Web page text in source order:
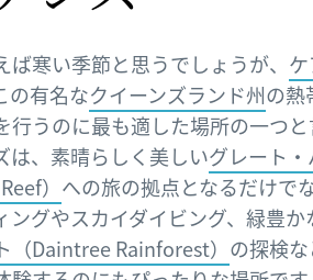
ば寒い季節と思うでしょうが、
の有名なクイーンズランド州の熱
行うのに最も適した場所の一つと
は、素晴らしく美しいグレート
） への旅の拠点となるだけで
ングやスカイダイビング、緑豊か
（Daintree Rainforest） の探検